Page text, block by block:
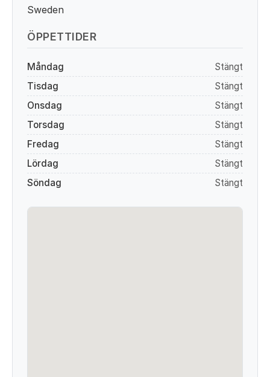
Sweden
ÖPPETTIDER
Måndag
Stängt
Tisdag
Stängt
Onsdag
Stängt
Torsdag
Stängt
Fredag
Stängt
Lördag
Stängt
Söndag
Stängt